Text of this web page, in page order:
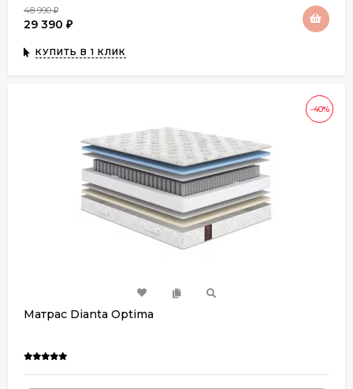
48 990₽
29 390 ₽
КУПИТЬ В 1 КЛИК
-40%
Матрас Dianta Optima